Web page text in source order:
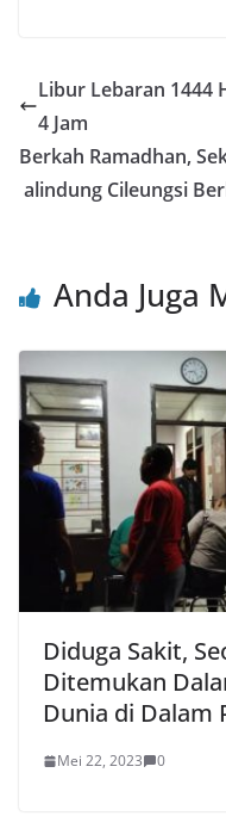
e
b
o
o
er l
Libur Lebaran 1444
4 Jam
Berkah Ramadhan,
alindung Cileungsi
Anda Juga
Diduga Sakit,
Ditemukan
Dunia di Dalam
Mei 22, 2023 0